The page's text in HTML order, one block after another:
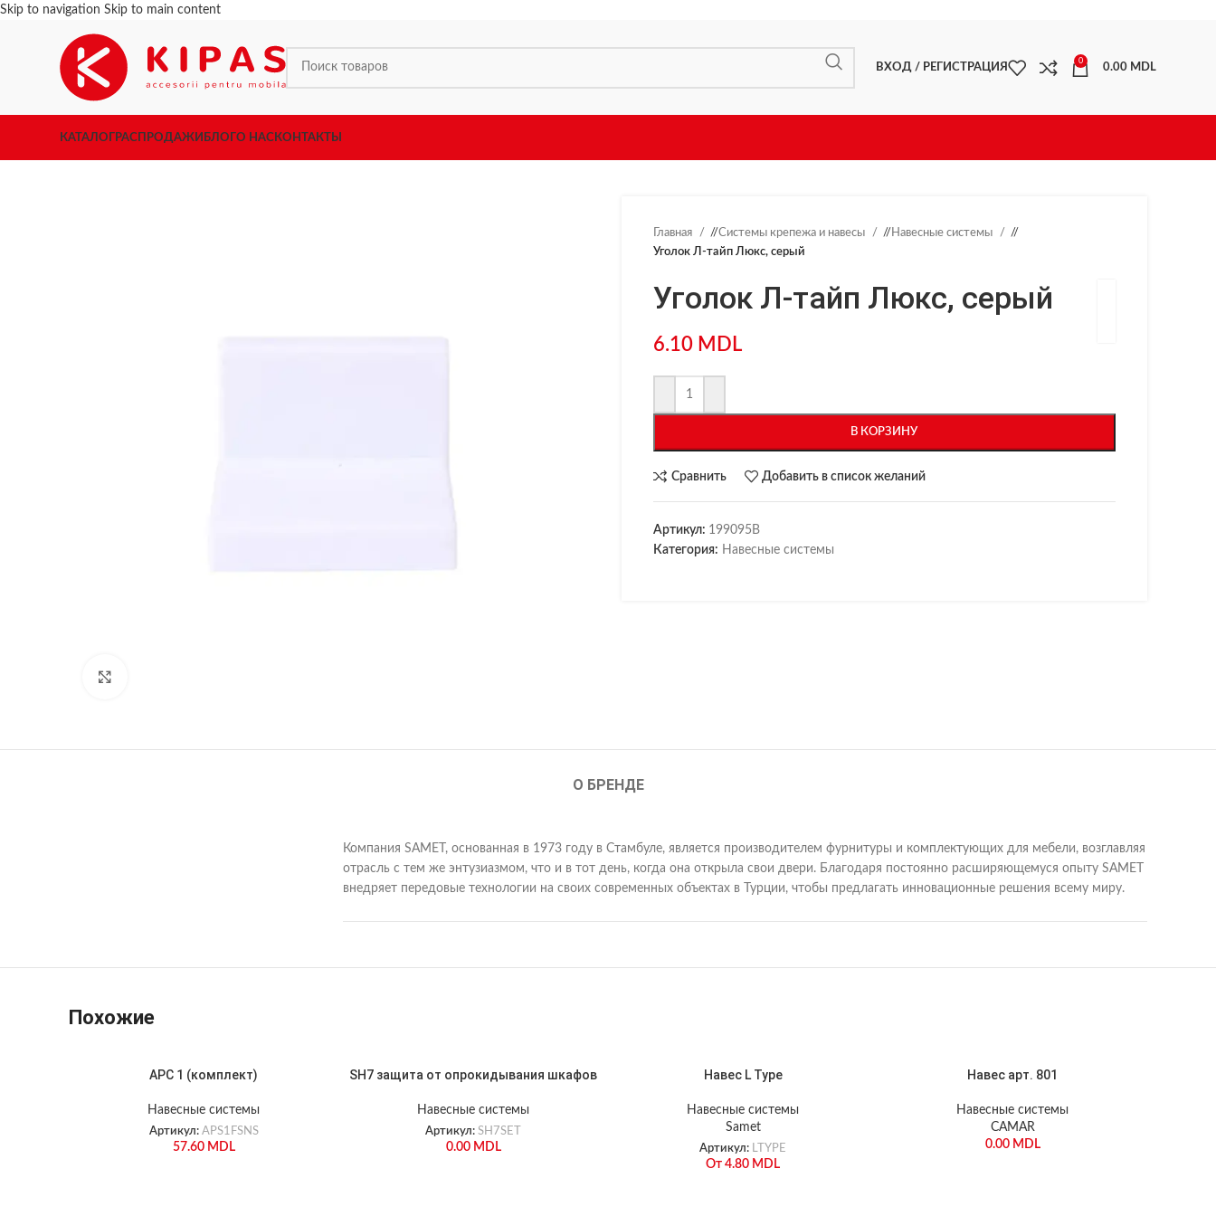
Skip to navigation Skip to main content
ВХОД / РЕГИСТРАЦИЯ
0
0.00 MDL
КАТАЛОГРАСПРОДАЖИ БЛОГО НАСКОНТАКТЫ
Главная / Системы крепежа и навесы / Навесные системы
/
Уголок Л-тайп Люкс, серый
Уголок Л-тайп Люкс, серый
6.10 MDL
В КОРЗИНУ
Сравнить Добавить в список желаний
Артикул: 199095B
Категория: Навесные системы
О БРЕНДЕ
Компания SAMET, основанная в 1973 году в Стамбуле, является производителем фурнитуры и комплектующих для мебели, возглавляя
отрасль с тем же энтузиазмом, что и в тот день, когда она открыла свои двери. Благодаря постоянно расширяющемуся опыту SAMET
внедряет передовые технологии на своих современных объектах в Турции, чтобы предлагать инновационные решения всему миру.
Похожие
APC 1 (комплект)
Навесные системы
Артикул: APS1FSNS
57.60 MDL
SH7 защита от опрокидывания шкафов
Навесные системы
Артикул: SH7SET
0.00 MDL
Навес L Type
Навесные системы
Samet
Артикул: LTYPE
От 4.80 MDL
Навес арт. 801
Навесные системы
CAMAR
0.00 MDL